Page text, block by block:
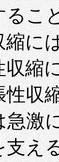
るこ
縮に
収縮
性収
急激
支え